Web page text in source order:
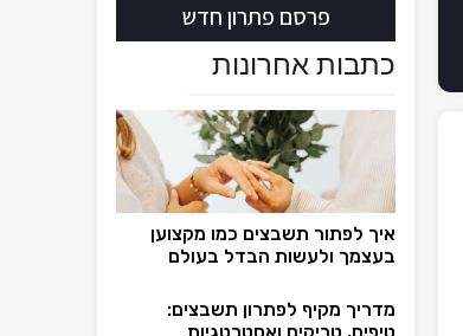
פרסם פתרון חדש
כתבות אחרונות
איך לפתור תשבצים כמו מקצוען
בעצמך ולעשות הבדל בעולם
מדריך מקיף לפתרון תשבצים: